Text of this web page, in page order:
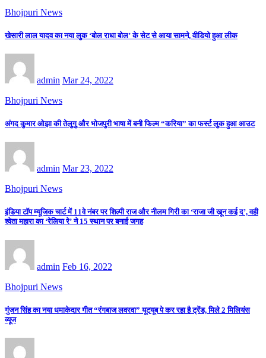
Bhojpuri News
खेसारी लाल यादव का नया लुक ‘बोल राधा बोल’ के सेट से आया सामने, वीडियो हुआ लीक
admin Mar 24, 2022
Bhojpuri News
अंगद कुमार ओझा की तेलुगु और भोजपुरी भाषा में बनी फिल्म “करिया” का फर्स्ट लुक हुआ आउट
admin Mar 23, 2022
Bhojpuri News
इंडिया टॉप म्यूजिक चार्ट में 11वे नंबर पर शिल्पी राज और नीलम गिरी का ‘राजा जी खून कई द’, वही
श्वेता महारा का ‘रेलिया रे’ ने 15 स्थान पर बनाई जगह
admin Feb 16, 2022
Bhojpuri News
गुंजन सिंह का नया धमाकेदार गीत “रंगबाज लवरवा” यूटयूब पे कर रहा है ट्रेंड, मिले 2 मिलियंस
व्यूज